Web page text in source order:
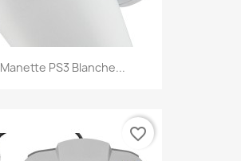
Manette PS3 Blanche...
favorite_border